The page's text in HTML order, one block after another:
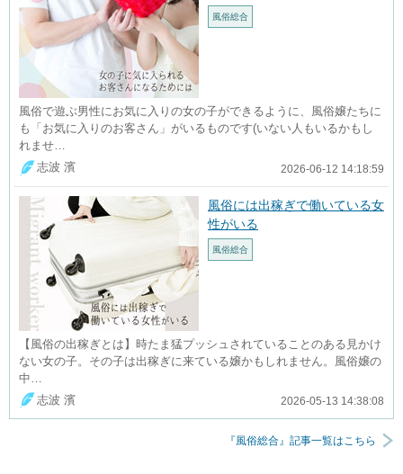
風俗総合
風俗で遊ぶ男性にお気に入りの女の子ができるように、風俗嬢たちに
も「お気に入りのお客さん」がいるものです(いない人もいるかもし
れませ…
志波 濱
2026-06-12 14:18:59
風俗には出稼ぎで働いている女
性がいる
風俗総合
【風俗の出稼ぎとは】時たま猛プッシュされていることのある見かけ
ない女の子。その子は出稼ぎに来ている嬢かもしれません。風俗嬢の
中…
志波 濱
2026-05-13 14:38:08
『風俗総合』記事一覧はこちら